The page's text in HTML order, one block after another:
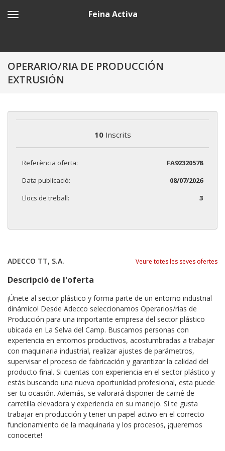
Feina Activa
OPERARIO/RIA DE PRODUCCIÓN
EXTRUSIÓN
10Inscrits
Referència oferta:
FA92320578
Data publicació:
08/07/2026
Llocs de treball:
3
ADECCO TT, S.A. Veure totes les seves ofertes
Descripció de l'oferta
¡Únete al sector plástico y forma parte de un entorno industrial
dinámico! Desde Adecco seleccionamos Operarios/rias de
Producción para una importante empresa del sector plástico
ubicada en La Selva del Camp. Buscamos personas con
experiencia en entornos productivos, acostumbradas a trabajar
con maquinaria industrial, realizar ajustes de parámetros,
supervisar el proceso de fabricación y garantizar la calidad del
producto final. Si cuentas con experiencia en el sector plástico y
estás buscando una nueva oportunidad profesional, esta puede
ser tu ocasión. Además, se valorará disponer de carné de
carretilla elevadora y experiencia en su manejo. Si te gusta
trabajar en producción y tener un papel activo en el correcto
funcionamiento de la maquinaria y los procesos, ¡queremos
conocerte!